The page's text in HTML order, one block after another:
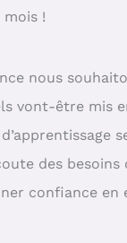
mois !
nous
vont-être mis
des besoins
confiance en